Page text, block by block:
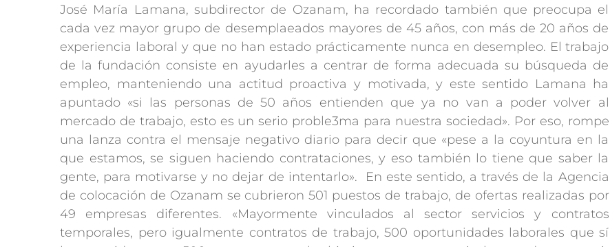
José María Lamana, subdirector de Ozanam, ha recordado también que preocupa el
cada vez mayor grupo de desemplaeados mayores de 45 años, con más de 20 años de
experiencia laboral y que no han estado prácticamente nunca en desempleo. El trabajo
de la fundación consiste en ayudarles a centrar de forma adecuada su búsqueda de
empleo, manteniendo una actitud proactiva y motivada, y este sentido Lamana ha
apuntado «si las personas de 50 años entienden que ya no van a poder volver al
mercado de trabajo, esto es un serio proble3ma para nuestra sociedad». Por eso, rompe
una lanza contra el mensaje negativo diario para decir que «pese a la coyuntura en la
que estamos, se siguen haciendo contrataciones, y eso también lo tiene que saber la
gente, para motivarse y no dejar de intentarlo». En este sentido, a través de la Agencia
de colocación de Ozanam se cubrieron 501 puestos de trabajo, de ofertas realizadas por
49 empresas diferentes. «Mayormente vinculados al sector servicios y contratos
temporales, pero igualmente contratos de trabajo, 500 oportunidades laborales que sí